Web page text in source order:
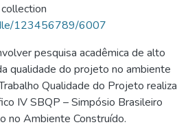
123456789/6007
pesquisa acadêmica de alto
qualidade do projeto no ambiente
Qualidade do Projeto realiza
IV SBQP – Simpósio Brasileiro
no Ambiente Construído.